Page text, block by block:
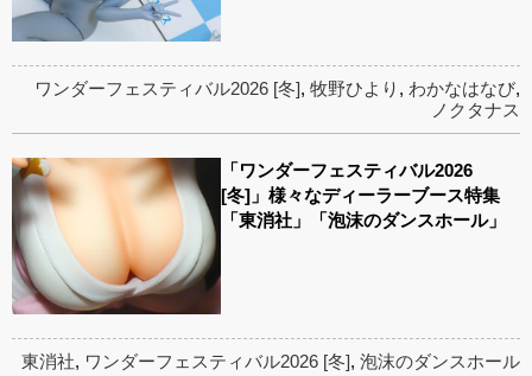
ワンダーフェスティバル2026 [冬], 牧野ひより , わかなはなび,
ノクタナス
「ワンダーフェスティバル2026
[冬]」様々なディーラーブース特集
「東消社」「泡沫のダンスホール」
東消社, ワンダーフェスティバル2026 [冬], 泡沫のダンスホール